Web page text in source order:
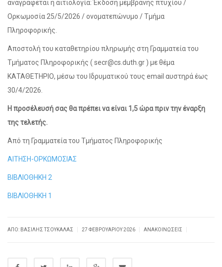
αναγράφεται η αιτιολογία: Έκδοση μεμβράνης πτυχίου /
Ορκωμοσία 25/5/2026 / ονοματεπώνυμο / Τμήμα
Πληροφορικής.
Αποστολή του καταθετηρίου πληρωμής στη Γραμματεία του
Τμήματος Πληροφορικής ( secr@cs.duth.gr ) με θέμα
ΚΑΤΑΘΕΤΗΡΙΟ, μέσω του Ιδρυματικού τους email αυστηρά έως
30/4/2026.
Η προσέλευσή σας θα πρέπει να είναι 1,5 ώρα πριν την έναρξη
της τελετής.
Από τη Γραμματεία του Τμήματος Πληροφορικής
ΑΙΤΗΣΗ-ΟΡΚΩΜΟΣΙΑΣ
ΒΙΒΛΙΟΘΗΚΗ 2
ΒΙΒΛΙΟΘΗΚΗ 1
ΑΠΌ: ΒΑΣΊΛΗΣ ΤΣΟΥΚΑΛΆΣ 27 ΦΕΒΡΟΥΑΡΊΟΥ 2026 ΑΝΑΚΟΙΝΏΣΕΙΣ